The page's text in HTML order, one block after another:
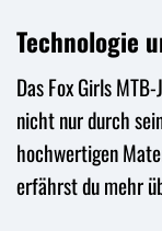
Technologie
Das Fox Girls
nicht nur durch
hochwertigen
erfährst du mehr